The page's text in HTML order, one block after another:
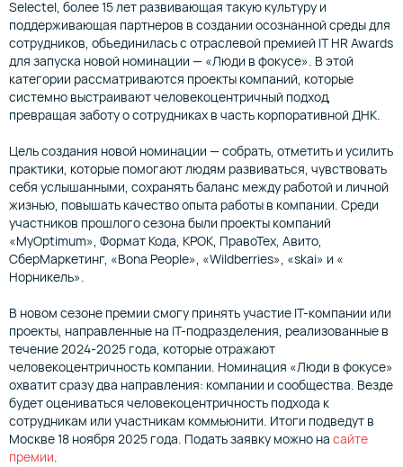
Selectel, более 15 лет развивающая такую культуру и
поддерживающая партнеров в создании осознанной среды для
сотрудников, объединилась с отраслевой премией IT HR Awards
для запуска новой номинации — «Люди в фокусе». В этой
категории рассматриваются проекты компаний, которые
системно выстраивают человекоцентричный подход,
превращая заботу о сотрудниках в часть корпоративной ДНК.
Цель создания новой номинации — собрать, отметить и усилить
практики, которые помогают людям развиваться, чувствовать
себя услышанными, сохранять баланс между работой и личной
жизнью, повышать качество опыта работы в компании. Среди
участников прошлого cезона были проекты компаний
«MyOptimum», Формат Кода, КРОК, ПравоТех, Авито,
СберМаркетинг, «Bona People», «Wildberries», «skai» и «
Норникель».
В новом сезоне премии смогу принять участие IT-компании или
проекты, направленные на IT-подразделения, реализованные в
течение 2024-2025 года, которые отражают
человекоцентричность компании. Номинация «Люди в фокусе»
охватит сразу два направления: компании и сообщества. Везде
будет оцениваться человекоцентричность подхода к
сотрудникам или участникам коммьюнити. Итоги подведут в
Москве 18 ноября 2025 года. Подать заявку можно на сайте
премии.